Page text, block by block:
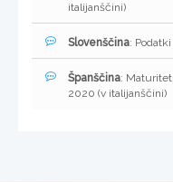
italijanščini)
Slovenščina:
Španščina:
2020 (v italijanščini)